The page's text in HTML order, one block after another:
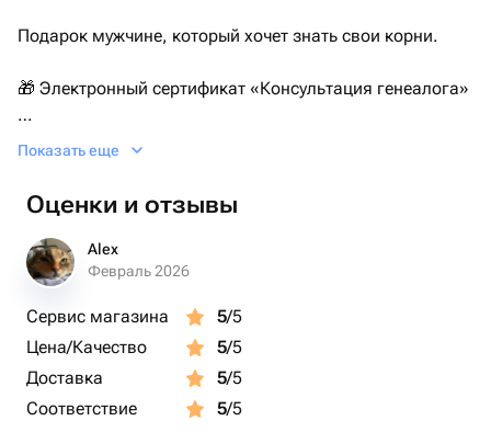
Подарок мужчине, который хочет знать свои корни.
🎁 Электронный сертификат «Консультация генеалога»
Консультация генеалога — это не формальность и не
Это возможность разобраться, кем были предки и как
восстановить родословную семьи.
истории.
📞 Что входит в сертификат?
Показать еще
Оценки и отзывы
Alex
Февраль 2026
Сервис магазина 5/5
Цена/Качество
5/5
Доставка
5/5
Соответствие
5/5